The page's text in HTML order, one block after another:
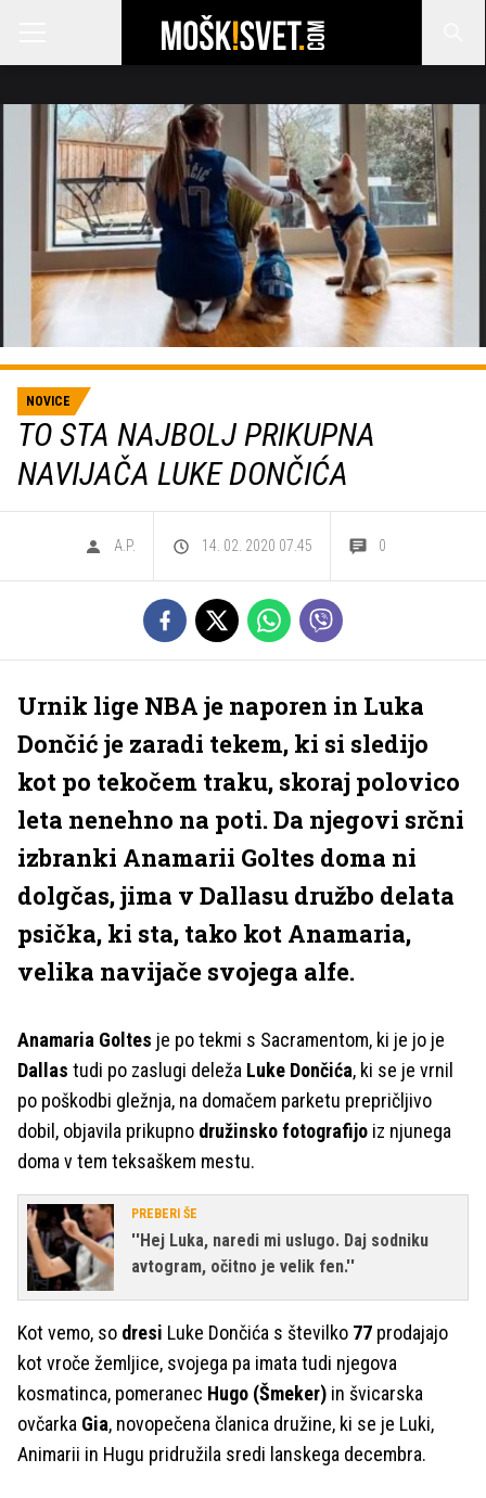
NOVICE
TO STA NAJBOLJ PRIKUPNA
NAVIJAČA LUKE DONČIĆA
A.P. 14. 02. 2020 07.45 0
Urnik lige NBA je naporen in Luka
Dončić je zaradi tekem, ki si sledijo
kot po tekočem traku, skoraj polovico
leta nenehno na poti. Da njegovi srčni
izbranki Anamarii Goltes doma ni
dolgčas, jima v Dallasu družbo delata
psička, ki sta, tako kot Anamaria,
velika navijače svojega alfe.
Anamaria Goltes je po tekmi s Sacramentom, ki je jo je
Dallas tudi po zaslugi deleža Luke Dončića, ki se je vrnil
po poškodbi gležnja, na domačem parketu prepričljivo
dobil, objavila prikupno družinsko fotografijo iz njunega
doma v tem teksaškem mestu.
PREBERI ŠE
''Hej Luka, naredi mi uslugo. Daj sodniku
avtogram, očitno je velik fen.''
Kot vemo, so dresi Luke Dončića s številko 77 prodajajo
kot vroče žemljice, svojega pa imata tudi njegova
kosmatinca, pomeranec Hugo (Šmeker) in švicarska
ovčarka Gia, novopečena članica družine, ki se je Luki,
Animarii in Hugu pridružila sredi lanskega decembra.